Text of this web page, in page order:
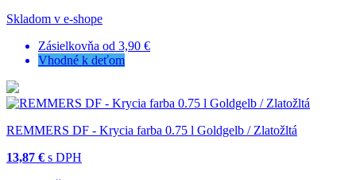
Skladom v e-shope
Zásielkovňa od 3,90 €
Vhodné k deťom
REMMERS DF - Krycia farba 0.75 l Goldgelb / Zlatožltá
13,87 € s DPH